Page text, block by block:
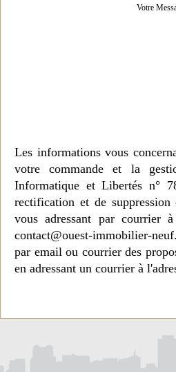
Votre
Les informations vous
votre commande et la
Informatique et Libertés n°
rectification et de
vous adressant par courrier
contact@ouest-immobilier-
par email ou courrier des
en adressant un courrier à